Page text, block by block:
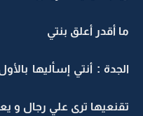
ما أقدر أعلق بنتي
الجدة : أنتي إسأليها
تقنعيها ترى علي رجال و